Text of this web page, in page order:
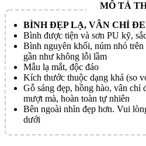
BÌNH ĐẸP LẠ, VÂN CHỈ
Bình được tiện và sơn PU kỹ,
Bình nguyên khối, núm nhỏ trên
gần như không lỗi lầm
Mẫu lạ mắt, độc đáo
Kích thước thuộc dạng khá (so
Gỗ sáng đẹp, hồng hào, vân chỉ
mượt mà, hoàn toàn tự nhiên
Bên ngoài nhìn đẹp hơn. Vui
dưới